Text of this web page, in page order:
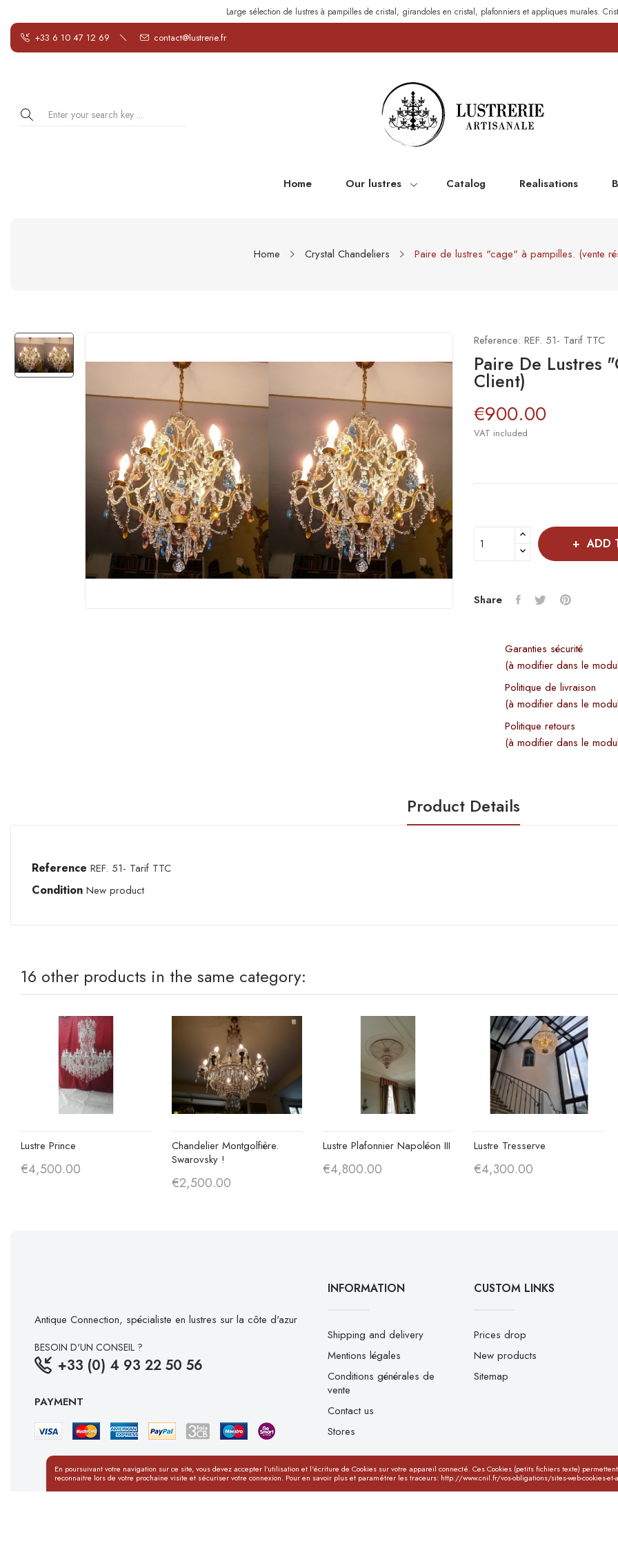
Large sélection de lustres à pampilles de cristal, girandoles en cristal, plafonniers et appliques murales.
+33 6 10 47 12 69 contact@lustrerie.fr
Home Our lustres Catalog Realisations
Home Crystal Chandeliers Paire de lustres "cage" à pampilles. (vente
Reference: REF. 51- Tarif TTC
Paire De Lustres
Client)
€900.00
VAT included
ADD
Share
Garanties sécurité
(à modifier dans le
Politique de livraison
(à modifier dans le
Politique retours
(à modifier dans le
Product Details
Reference REF. 51- Tarif TTC
Condition New product
16 other products in the same category:
Lustre Prince
€4,500.00
Chandelier Montgolfière.
Swarovsky !
€2,500.00
Lustre Plafonnier Napoléon III
€4,800.00
Lustre Tresserve
€4,300.00
Antique Connection, spécialiste en lustres sur la côte d'azur
BESOIN D'UN CONSEIL ?
+33 (0) 4 93 22 50 56
PAYMENT
INFORMATION
Shipping and delivery
Mentions légales
Conditions générales de
vente
Contact us
Stores
CUSTOM LINKS
Prices drop
New products
Sitemap
En poursuivant votre navigation sur ce site, vous devez accepter l’utilisation et l'écriture de Cookies sur votre appareil connecté. Ces Cookies (petits fichiers texte)
reconnaitre lors de votre prochaine visite et sécuriser votre connexion. Pour en savoir plus et paramétrer les traceurs: http://www.cnil.fr/vos-obligations/sites-web-cookies-